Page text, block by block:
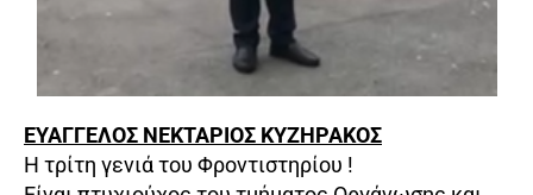
ΕΥΑΓΓΕΛΟΣ ΝΕΚΤΑΡΙΟΣ ΚΥΖΗΡΑΚΟΣ
Η τρίτη γενιά του Φροντιστηρίου !